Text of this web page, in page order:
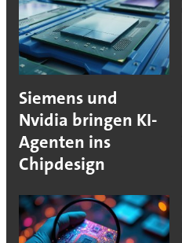
Siemens und
Nvidia bringen KI-
Agenten ins
Chipdesign